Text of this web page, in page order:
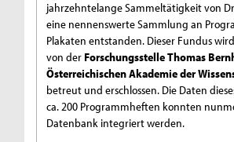
jahrzehntelange Sammeltätigkeit von
eine nennenswerte Sammlung an
Plakaten entstanden. Dieser Fundus
von der Forschungsstelle Thomas
Österreichischen Akademie der
betreut und erschlossen. Die Daten
ca. 200 Programmheften konnten
Datenbank integriert werden.